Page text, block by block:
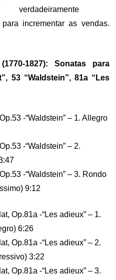
verdadeiramente
incrementar as vendas.
1827): Sonatas para
53 “Waldstein”, 81a “Les
-“Waldstein” – 1. Allegro
-“Waldstein” – 2.
-“Waldstein” – 3. Rondo
9:12
Op.81a -“Les adieux” – 1.
6:26
Op.81a -“Les adieux” – 2.
3:22
Op.81a -“Les adieux” – 3.